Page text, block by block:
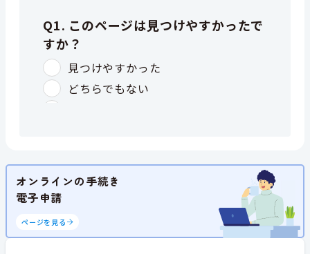
オンラインの手続き
電子申請
ページを見る